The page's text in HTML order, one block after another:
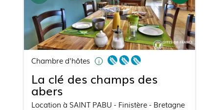
Chambre d'hôtes
La clé des champs des
abers
Location à SAINT PABU - Finistère - Bretagne